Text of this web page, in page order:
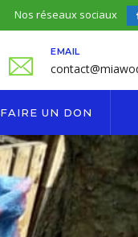
Nos réseaux sociaux
EMAIL
FAIRE UN DON